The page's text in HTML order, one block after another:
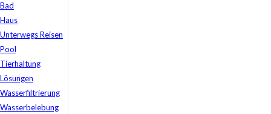
Bad
Haus
Unterwegs Reisen
Pool
Tierhaltung
Lösungen
Wasserfiltrierung
Wasserbelebung